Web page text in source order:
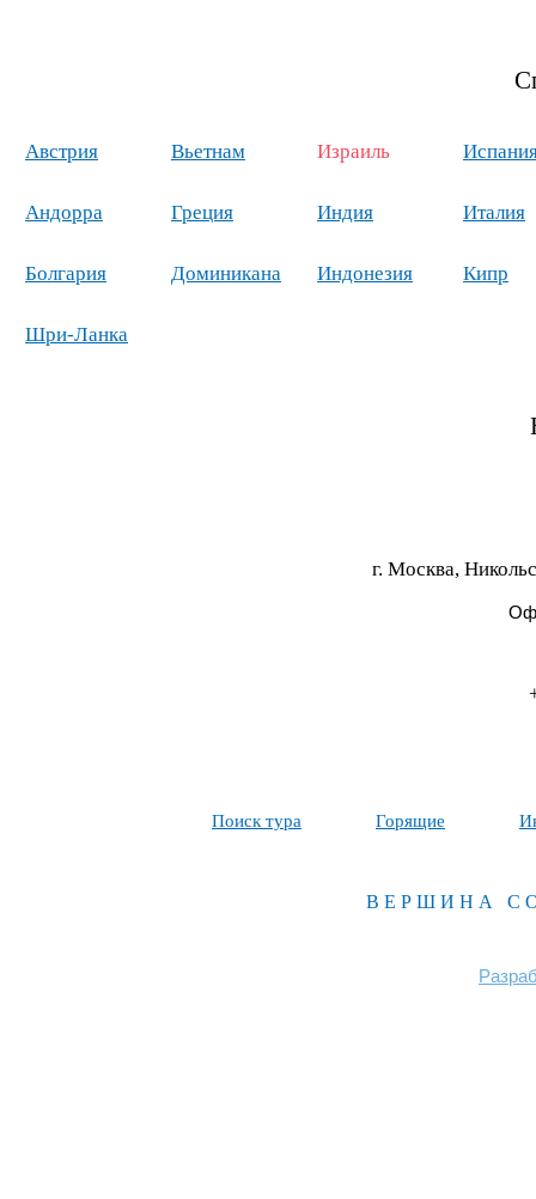
Австрия
Андорра
Болгария
Вьетнам
Греция
Доминикана
Израиль
Индия
Индонезия
Италия
Кипр
Шри-Ланка
г. Москва,
Поиск тура Горящие
ВЕРШИНА